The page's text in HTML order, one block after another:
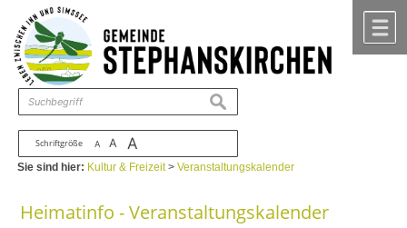
Zum Inhalt ,zur Navigation
Schriftgröße A A A
suchen
Sie sind hier: Kultur & Freizeit>Veranstaltungskalender
Heimatinfo - Veranstaltungskalender